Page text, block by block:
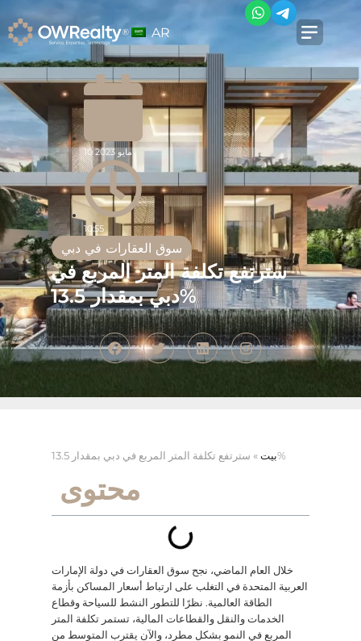
AR
10 مايو 2023
10:55
سوق العقارات في دبي
سترتفع تكلفة المتر المربع في
دبي بمقدار 13.5%
بيت » سترتفع تكلفة المتر المربع في دبي بمقدار 13.5%
محتوى
خلال العام الماضي، نجح سوق العقارات في دولة الإمارات
العربية المتحدة في التغلب على ارتباط أسعار المساكن بأزمة
الطاقة العالمية. نظرًا للتطور النشط للسياحة وقطاع
الخدمات والنقل والقطاعات المالية، تستمر تكلفة المتر
المربع في النمو بشكل مطرد، والآن يقترب المتوسط من